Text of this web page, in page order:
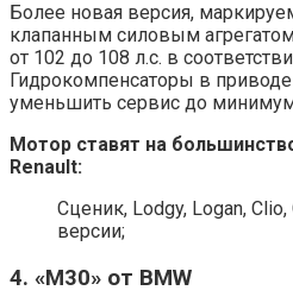
Более новая версия,
клапанным силовым
от 102 до 108 л.с. в
Гидрокомпенсаторы в
уменьшить сервис до
Мотор ставят на
Renault:
Сценик, Lodgy, Logan,
версии;
4. «M30» от BMW